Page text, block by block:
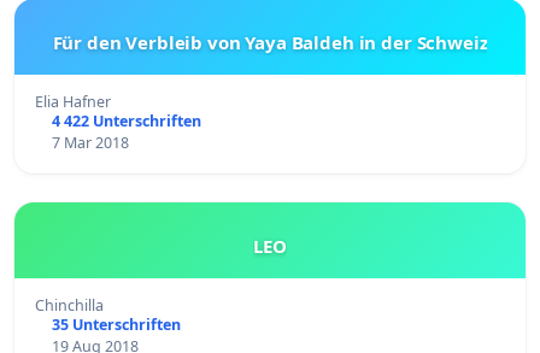
Für den Verbleib von Yaya Baldeh in der Schweiz
Elia Hafner
4 422 Unterschriften
7 Mar 2018
LEO
Chinchilla
35 Unterschriften
19 Aug 2018